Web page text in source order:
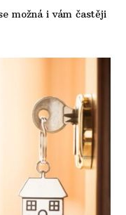
možná i vám častěji